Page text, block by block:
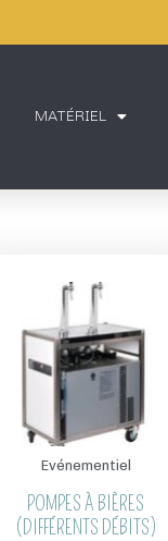
MATÉRIEL
Evénementiel
POMPES À BIÈRES
(DIFFÉRENTS DÉBITS)